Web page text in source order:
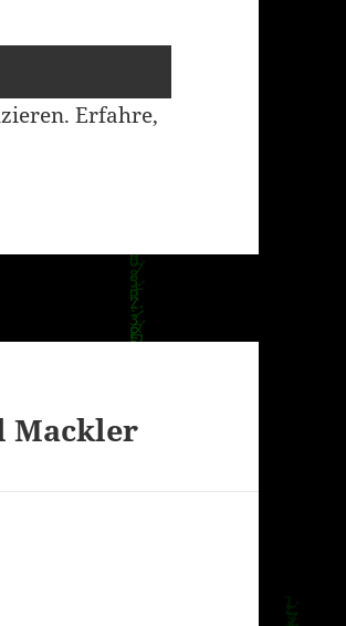
Erfahre,
Mackler